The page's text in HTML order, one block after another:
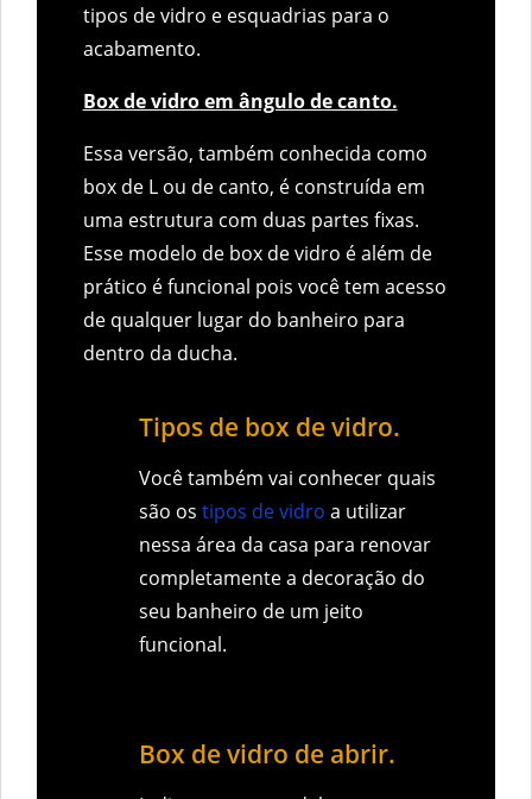
tipos de vidro e esquadrias para o
acabamento.
Box de vidro em ângulo de canto.
Essa versão, também conhecida como
box de L ou de canto, é construída em
uma estrutura com duas partes fixas.
Esse modelo de box de vidro é além de
prático é funcional pois você tem acesso
de qualquer lugar do banheiro para
dentro da ducha.
Tipos de box de vidro.
Você também vai conhecer quais
são os tipos de vidro a utilizar
nessa área da casa para renovar
completamente a decoração do
seu banheiro de um jeito
funcional.
Box de vidro de abrir.